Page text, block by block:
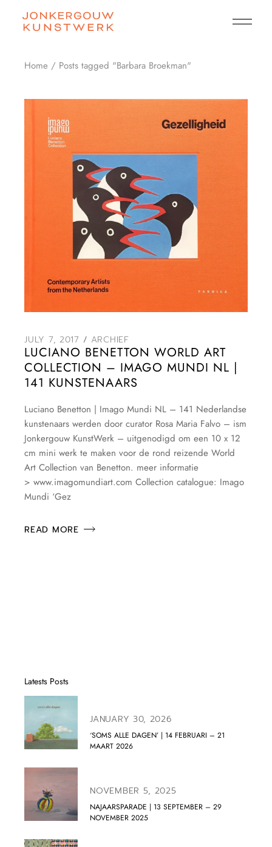
content
Home Posts tagged "Barbara Broekman"
JULY 7, 2017 ARCHIEF
LUCIANO BENETTON WORLD ART
COLLECTION – IMAGO MUNDI NL |
141 KUNSTENAARS
Luciano Benetton | Imago Mundi NL – 141 Nederlandse
kunstenaars werden door curator Rosa Maria Falvo – ism
Jonkergouw KunstWerk – uitgenodigd om een 10 x 12
cm mini werk te maken voor de rond reizende World
Art Collection van Benetton. meer informatie
> www.imagomundiart.com Collection catalogue: Imago
Mundi ‘Gez
READ MORE
Latests Posts
JANUARY 30, 2026
‘SOMS ALLE DAGEN’ | 14 FEBRUARI – 21
MAART 2026
NOVEMBER 5, 2025
NAJAARSPARADE | 13 SEPTEMBER – 29
NOVEMBER 2025